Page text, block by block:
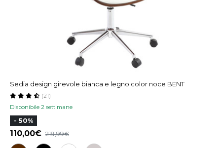
Sedia design girevole bianca e legno color noce BENT
Disponibile 2 settimane
(21)
- 50%
110,00 219,99